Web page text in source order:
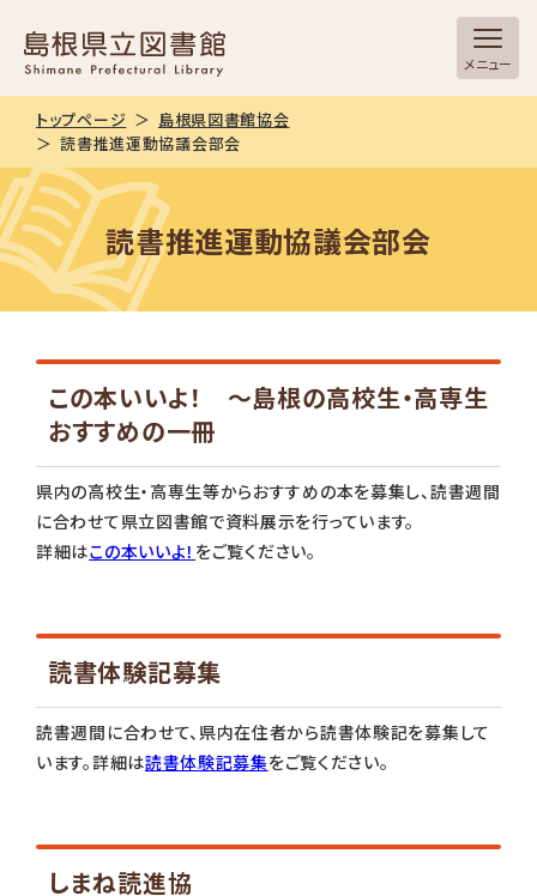
メニュー
トップページ
島根県図書館協会
読書推進運動協議会部会
読書推進運動協議会部会
この本いいよ！ ～島根の高校生・高専生
おすすめの一冊
県内の高校生・高専生等からおすすめの本を募集し、読書週間
に合わせて県立図書館で資料展示を行っています。
詳細はこの本いいよ！ をご覧ください。
読書体験記募集
読書週間に合わせて、県内在住者から読書体験記を募集して
います。詳細は読書体験記募集をご覧ください。
しまね読進協